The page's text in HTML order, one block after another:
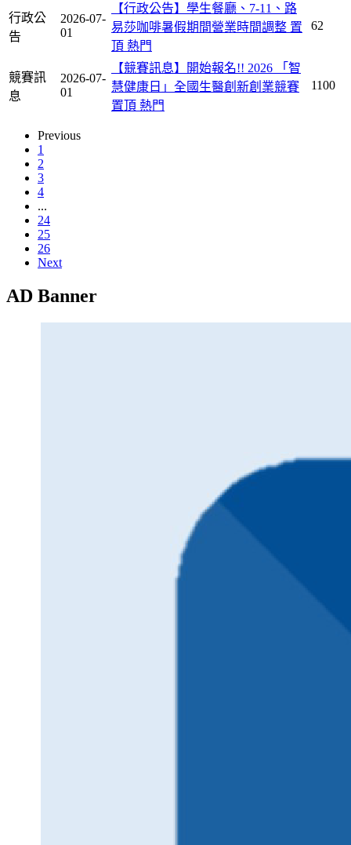
行政公
告
2026-07-
01
【行政公告】學生餐廳、7-11、路
易莎咖啡暑假期間營業時間調整 置
頂 熱門
62
競賽訊
息
2026-07-
01
【競賽訊息】開始報名!! 2026 「智
慧健康日」全國生醫創新創業競賽
置頂 熱門
1100
Previous
1
2
3
4
...
24
25
26
Next
AD Banner